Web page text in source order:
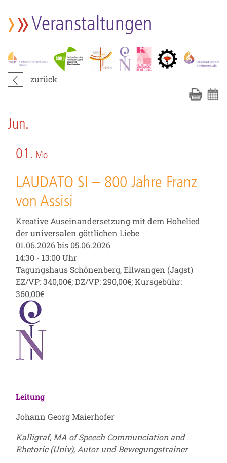
Veranstaltungen
zurück
Jun.
01. Mo
LAUDATO SI – 800 Jahre Franz
von Assisi
Kreative Auseinandersetzung mit dem Hohelied
der universalen göttlichen Liebe
01.06.2026 bis 05.06.2026
14:30 - 13:00 Uhr
Tagungshaus Schönenberg, Ellwangen (Jagst)
EZ/VP: 340,00€; DZ/VP: 290,00€; Kursgebühr:
360,00€
Leitung
Johann Georg Maierhofer
Kalligraf, MA of Speech Communciation and
Rhetoric (Univ), Autor und Bewegungstrainer